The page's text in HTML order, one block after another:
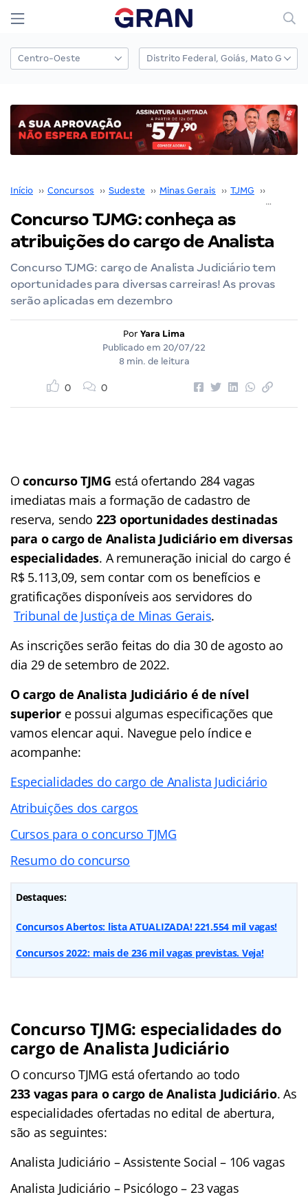
Início ›› Concursos ›› Sudeste ›› Minas Gerais ›› TJMG ››
Concurso TJMG: conheça as
atribuições do cargo de Analista
Concurso TJMG: cargo de Analista Judiciário tem
oportunidades para diversas carreiras! As provas
serão aplicadas em dezembro
Por Yara Lima
Publicado em 20/07/22
8 min. de leitura
0 0
Oconcurso TJMG está ofertando 284 vagas
imediatas mais a formação de cadastro de
reserva, sendo 223 oportunidades destinadas
para o cargo de Analista Judiciário em diversas
especialidades. A remuneração inicial do cargo é
R$ 5.113,09, sem contar com os benefícios e
gratificações disponíveis aos servidores do
Tribunal de Justiça de Minas Gerais.
As inscrições serão feitas do dia 30 de agosto ao
dia 29 de setembro de 2022.
O cargo de Analista Judiciário é de nível
superiore possui algumas especificações que
vamos elencar aqui. Navegue pelo índicee
acompanhe:
Especialidades do cargo de Analista Judiciário
Atribuições dos cargos
Cursos para o concurso TJMG
Resumo do concurso
Destaques:
Concursos Abertos: lista ATUALIZADA! 221.554 mil vagas!
Concursos 2022: mais de 236 mil vagas previstas. Veja!
Concurso TJMG: especialidades do
cargo de Analista Judiciário
O concurso TJMG está ofertando ao todo
233 vagas para o cargo de Analista Judiciário. As
especialidades ofertadas no edital de abertura,
são as seguintes:
Analista Judiciário – Assistente Social – 106 vagas
Analista Judiciário – Psicólogo – 23 vagas